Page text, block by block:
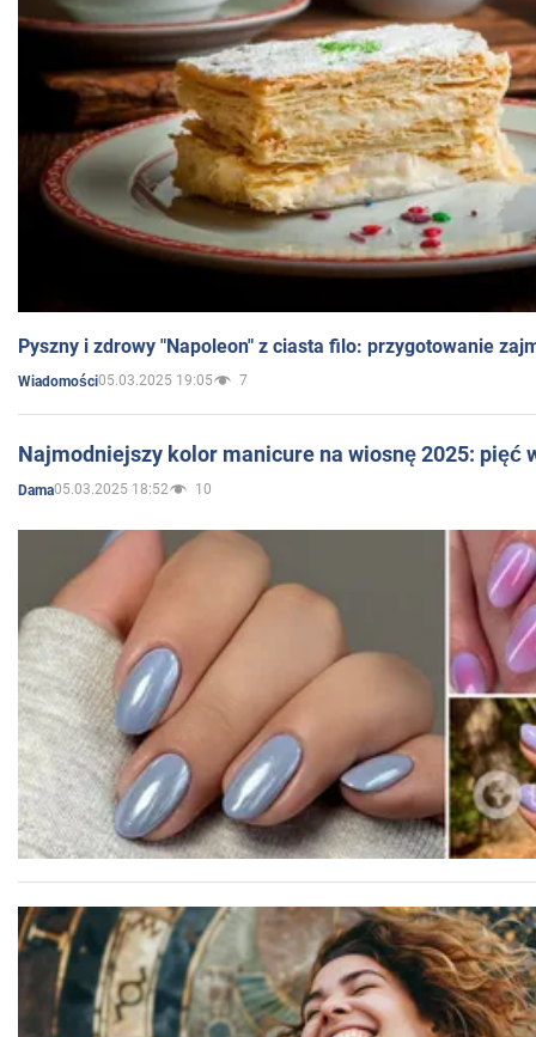
Pyszny i zdrowy "Napoleon" z ciasta filo: przygotowanie
Wiadomości05.03.2025 19:05 7
Najmodniejszy kolor manicure na wiosnę 2025: pięć
Dama05.03.2025 18:52 10